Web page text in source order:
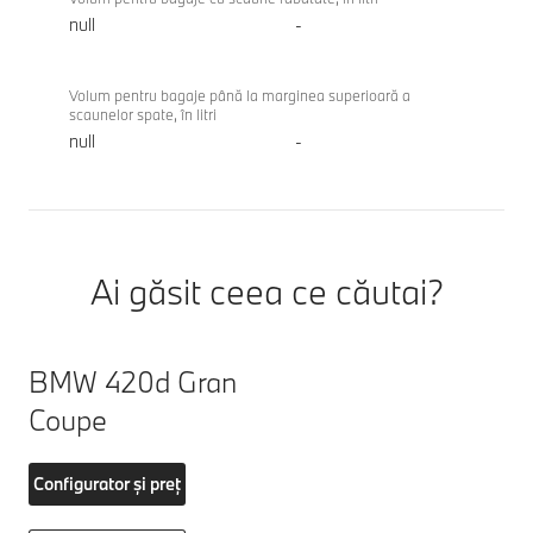
null -
Volum pentru bagaje până la marginea superioară a
scaunelor spate, în litri
null -
Ai găsit ceea ce căutai?
BMW 420d Gran
Coupe
Configurator și preț